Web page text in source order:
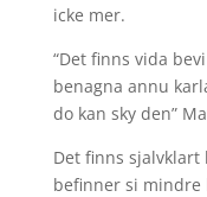
icke mer.
“Det finns vida
benagna annu
do kan sky den”
Det finns
befinner si mindre